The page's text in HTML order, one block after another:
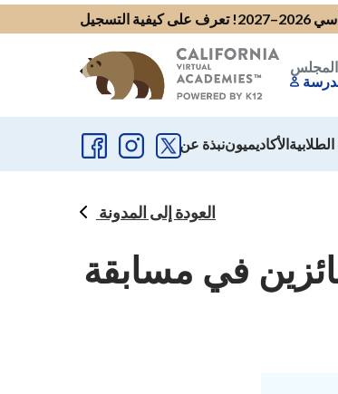
تعرف على كيفية التسجيل
نبذة عنالأكاديميونالطلابية
العودة إلى المدونة